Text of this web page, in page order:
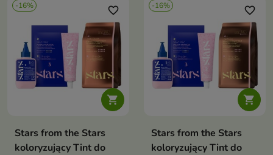
-16%

favorite_border
Stars from the Stars
koloryzujący Tint do
-16%

favorite_border
Stars from the Stars
koloryzujący Tint do